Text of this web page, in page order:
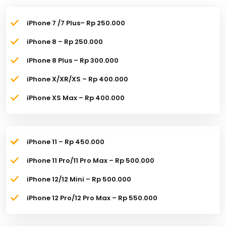
iPhone 7 /7 Plus– Rp 250.000
iPhone 8 – Rp 250.000
iPhone 8 Plus – Rp 300.000
iPhone X/XR/XS – Rp 400.000
iPhone XS Max – Rp 400.000
iPhone 11 – Rp 450.000
iPhone 11 Pro/11 Pro Max – Rp 500.000
iPhone 12/12 Mini – Rp 500.000
iPhone 12 Pro/12 Pro Max – Rp 550.000